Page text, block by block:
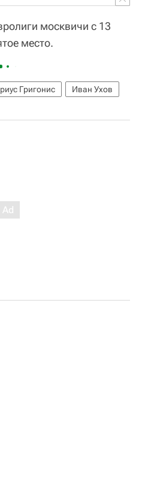
москвичи с 13
место.
Григонис
Иван Ухов